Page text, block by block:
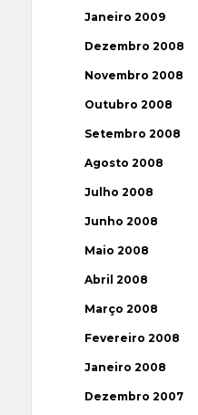
Janeiro 2009
Dezembro 2008
Novembro 2008
Outubro 2008
Setembro 2008
Agosto 2008
Julho 2008
Junho 2008
Maio 2008
Abril 2008
Março 2008
Fevereiro 2008
Janeiro 2008
Dezembro 2007